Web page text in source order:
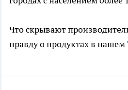
Что скрывают
правду о продуктах в нашем